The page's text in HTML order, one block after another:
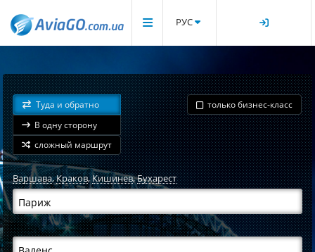
РУС
Туда и обратно
В одну сторону
сложный маршрут
только бизнес-класс
Варшава,Краков,Кишинев,Бухарест